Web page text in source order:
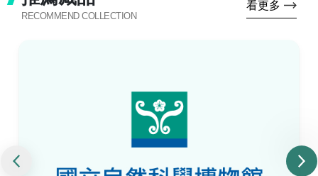
RECOMMEND COLLECTION
看更多